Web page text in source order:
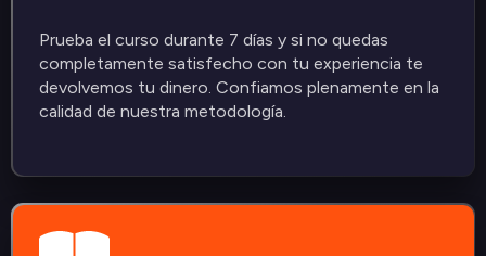
Prueba el curso durante 7 días y si no quedas
completamente satisfecho con tu experiencia te
devolvemos tu dinero. Confiamos plenamente en la
calidad de nuestra metodología.